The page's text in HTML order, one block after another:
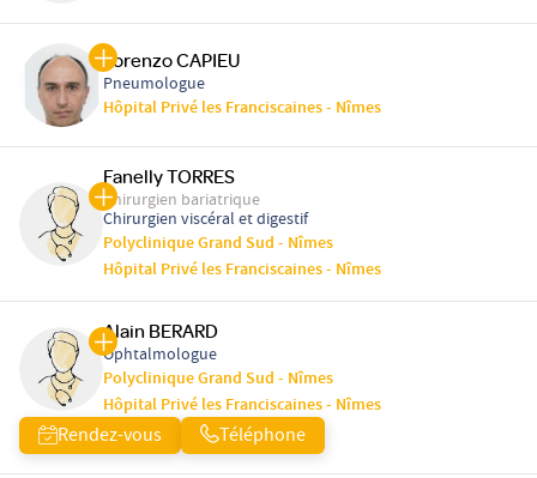
Lorenzo CAPIEU
Pneumologue
Hôpital Privé les Franciscaines - Nîmes
Fanelly TORRES
Chirurgien bariatrique
Chirurgien viscéral et digestif
Polyclinique Grand Sud - Nîmes
Hôpital Privé les Franciscaines - Nîmes
Alain BERARD
Ophtalmologue
Polyclinique Grand Sud - Nîmes
Hôpital Privé les Franciscaines - Nîmes
Rendez-vous Téléphone